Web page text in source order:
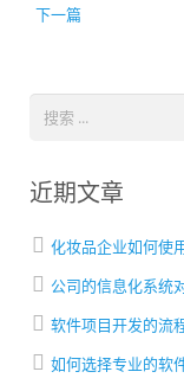
下一篇
近期文章
化妆品企业如何使
公司的信息化系统
软件项目开发的流
如何选择专业的软